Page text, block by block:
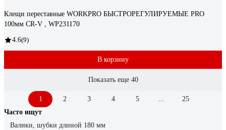
Клещи переставные WORKPRO БЫСТРОРЕГУЛИРУЕМЫЕ PRO
100мм CR-V , WP231170
4.6(9)
В корзину
Показать еще 40
1 2 3 4 5 ...
25
Часто ищут
Валики, шубки длиной 180 мм